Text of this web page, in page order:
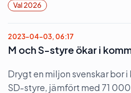
Val 2026
2023-04-03, 06:17
M och S-styre ökar i
Drygt en miljon svenskar bor
SD-styre, jämfört med 71